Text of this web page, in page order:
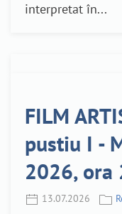
interpretat în...
FILM
pustiu I -
2026, ora
13.07.2026